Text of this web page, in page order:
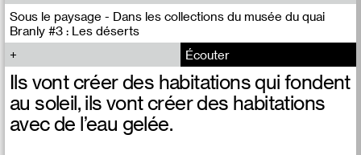
Sous le paysage - Dans les collections du musée du quai
Branly #3 : Les déserts
Écouter
Ils vont créer des habitations qui fondent
au soleil, ils vont créer des habitations
avec de l’eau gelée.